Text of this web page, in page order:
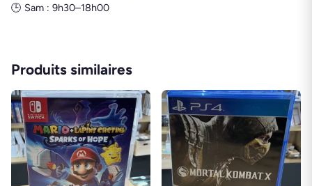
🕒 Sam : 9h30–18h00
Produits similaires